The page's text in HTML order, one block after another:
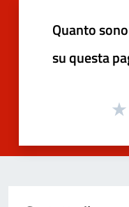
Quanto
su questa